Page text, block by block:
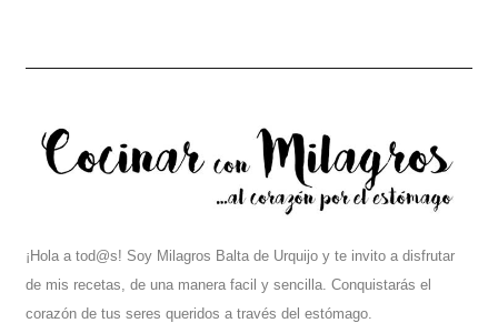
¡Hola a tod@s! Soy Milagros Balta de Urquijo y te invito a disfrutar
de mis recetas, de una manera facil y sencilla. Conquistarás el
corazón de tus seres queridos a través del estómago.